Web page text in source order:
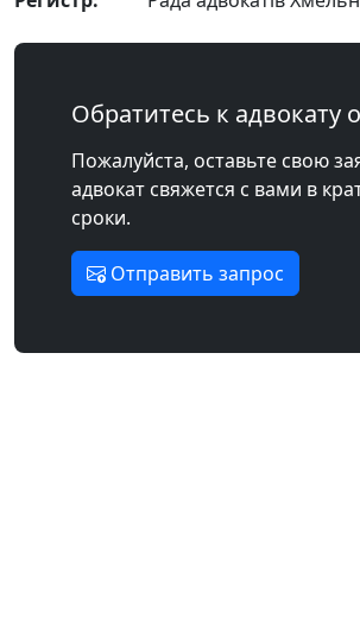
Обратитесь к адвокату
Пожалуйста, оставьте свою
адвокат свяжется с вами в
сроки.
Отправить запрос